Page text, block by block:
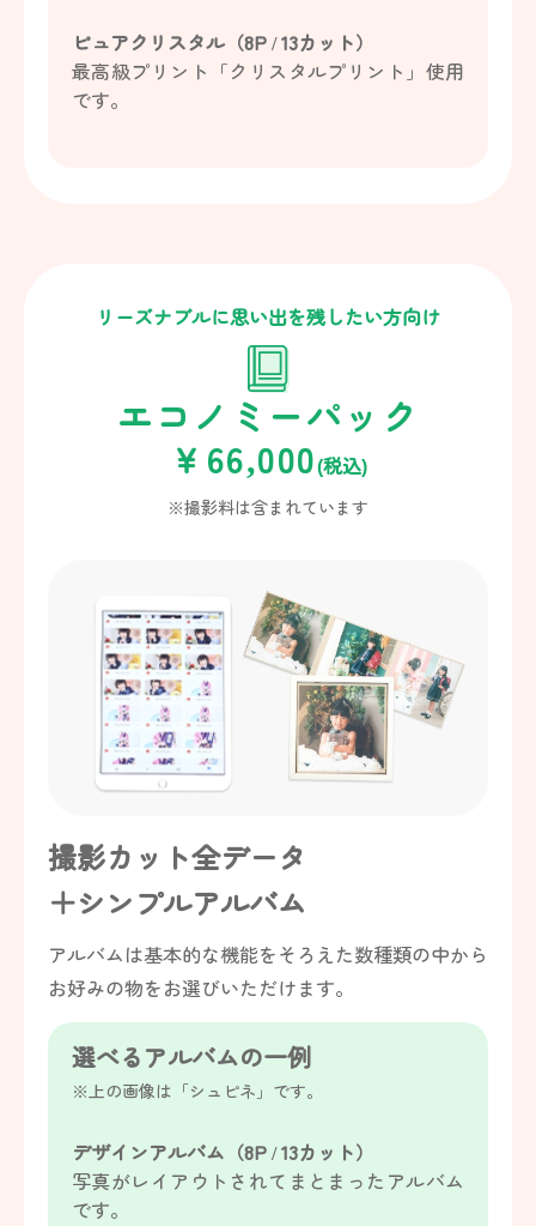
ピュアクリスタル（8P / 13カット）
最高級プリント「クリスタルプリント」使用
です。
リーズナブルに思い出を残したい方向け
エコノミーパック
￥66,000(税込)
※撮影料は含まれています
撮影カット全データ
＋シンプルアルバム
アルバムは基本的な機能をそろえた数種類の中から
お好みの物をお選びいただけます。
選べるアルバムの一例
※上の画像は「シュピネ」です。
デザインアルバム（8P / 13カット）
写真がレイアウトされてまとまったアルバム
です。